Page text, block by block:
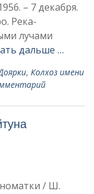
– 7 декабря.
Река-
лучами
дальше …
, Колхоз имени
/ Ш.